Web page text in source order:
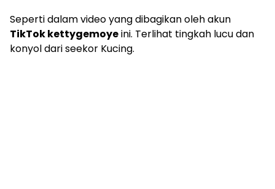
Seperti dalam video yang dibagikan oleh akun
TikTok kettygemoyeini. Terlihat tingkah lucu dan
konyol dari seekor Kucing.